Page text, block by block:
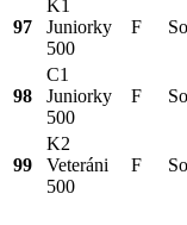
97
K1
Juniorky
500
F
98
C1
Juniorky
500
F
99
K2
Veteráni
500
F